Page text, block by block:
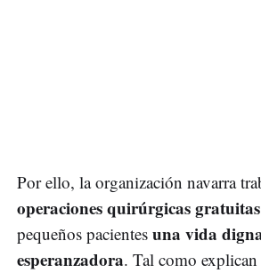
Por ello, la organización navarra
operaciones quirúrgicas gratuitas
pequeños pacientes una vida
esperanzadora. Tal como